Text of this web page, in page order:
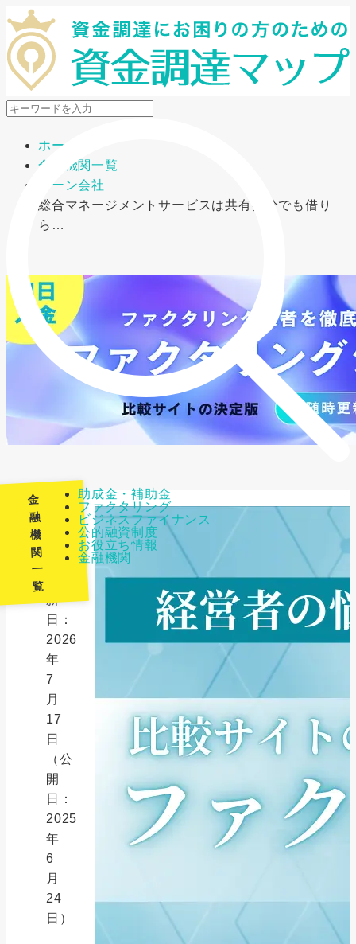
メニューを開閉
助成金・補助金
ファクタリング
ビジネスファイナンス
公的融資制度
お役立ち情報
金融機関
ホーム
金融機関一覧
ローン会社
総合マネージメントサービスは共有持分でも借り
ら…
金
融
機
関
一
覧
新
日：
2026
年
7
月
17
日
（公
開
日：
2025
年
6
月
24
日）